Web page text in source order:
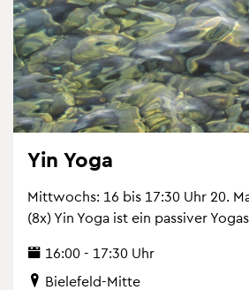
Yin Yoga
Mitt­wochs: 16 bis 17:30 Uhr 20.
(8x) Yin Yoga ist ein pas­si­ver
16:00 - 17:30 Uhr
Bie­le­feld-Mitte